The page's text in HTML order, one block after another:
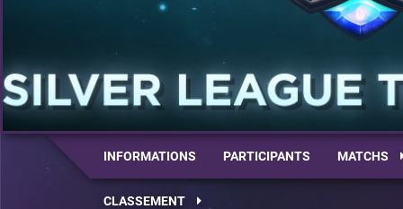
INFORMATIONS PARTICIPANTS MATCHS
CLASSEMENT